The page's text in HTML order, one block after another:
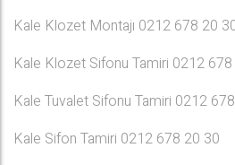
Kale Klozet Montajı 0212 678 20
Kale Klozet Sifonu Tamiri 0212
Kale Tuvalet Sifonu Tamiri 0212
Kale Sifon Tamiri 0212 678 20 30